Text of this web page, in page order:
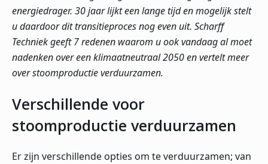
energiedrager. 30 jaar lijkt een lange tijd en mogelijk stelt
u daardoor dit transitieproces nog even uit. Scharff
Techniek geeft 7 redenen waarom u ook vandaag al moet
nadenken over een klimaatneutraal 2050 en vertelt meer
over stoomproductie verduurzamen.
Verschillende voor
stoomproductie verduurzamen
Er zijn verschillende opties om te verduurzamen; van